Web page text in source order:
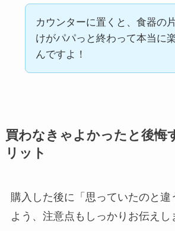
カウンターに置くと、食器の
けがパパっと終わって本当に
んですよ！
買わなきゃよかったと後悔
リット
購入した後に「思っていたのと違
よう、注意点もしっかりお伝えし